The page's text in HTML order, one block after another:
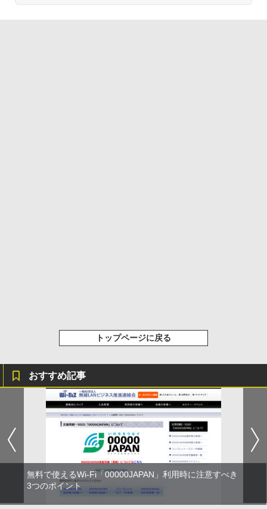
トップページに戻る
おすすめ記事
無料で使えるWi-Fi「00000JAPAN」利用時に注意すべき
3つのポイント